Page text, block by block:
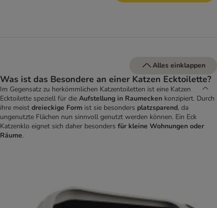
Alles einklappen
Was ist das Besondere an einer Katzen Ecktoilette?
Im Gegensatz zu herkömmlichen Katzentoiletten ist eine Katzen
Ecktoilette speziell für die Aufstellung in Raumecken konzipiert. Durch
ihre meist dreieckige Form ist sie besonders platzsparend, da
ungenutzte Flächen nun sinnvoll genutzt werden können. Ein Eck
Katzenklo eignet sich daher besonders für kleine Wohnungen oder
Räume.